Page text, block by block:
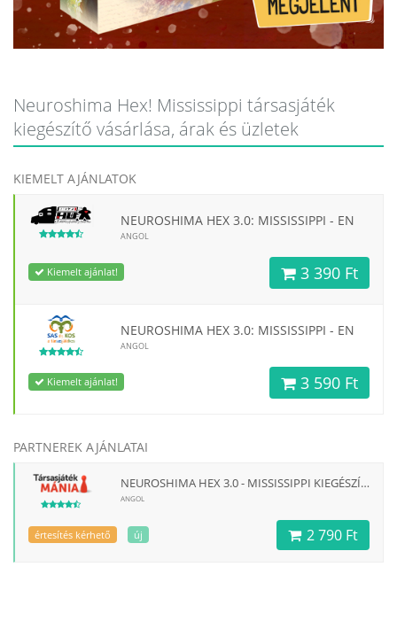
Neuroshima Hex! Mississippi társasjáték
kiegészítő vásárlása, árak és üzletek
KIEMELT AJÁNLATOK
NEUROSHIMA HEX 3.0: MISSISSIPPI - EN
ANGOL
Kiemelt ajánlat! 3 390 Ft
NEUROSHIMA HEX 3.0: MISSISSIPPI - EN
ANGOL
Kiemelt ajánlat! 3 590 Ft
PARTNEREK AJÁNLATAI
NEUROSHIMA HEX 3.0 - MISSISSIPPI KIEGÉSZÍTŐ, ANGOL NYELVŰ
ANGOL
értesítés kérhető új 2 790 Ft